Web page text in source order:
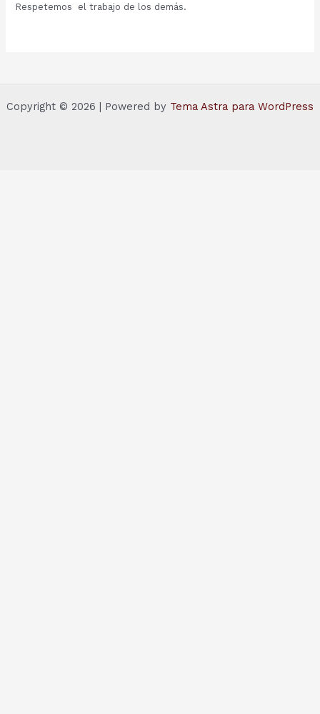
Respetemos el trabajo de los demás.
Copyright © 2026 | Powered by Tema Astra para WordPress